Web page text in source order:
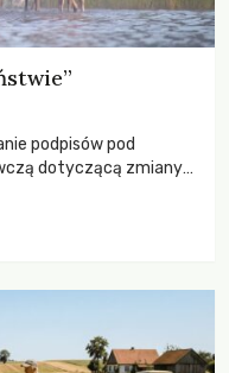
podpisów pod
dotyczącą zmiany
przyrody i zwierząt,